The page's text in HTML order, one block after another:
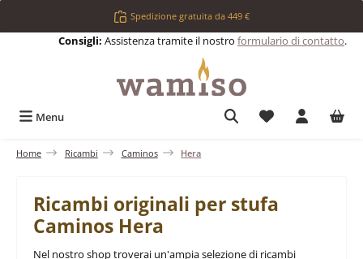
Passa al contenuto principaleSpedizione gratuita da 449 €
Consigli: Assistenza tramite il nostro formulario di contatto.
Menu Hai 0 articoli
Home Ricambi Caminos Hera
Ricambi originali per stufa
Caminos Hera
Nel nostro shop troverai un'ampia selezione di ricambi